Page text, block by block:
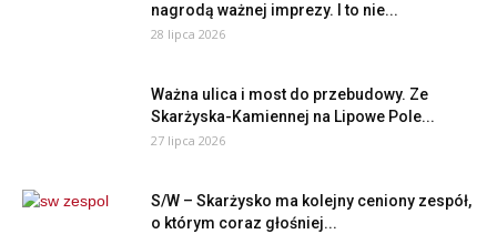
nagrodą ważnej imprezy. I to nie...
28 lipca 2026
Ważna ulica i most do przebudowy. Ze
Skarżyska-Kamiennej na Lipowe Pole...
27 lipca 2026
S/W – Skarżysko ma kolejny ceniony zespół,
o którym coraz głośniej...